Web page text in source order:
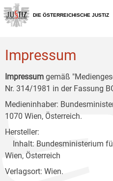
Zur
Hauptnavigation
[1]
Zum
Inhalt
[2]
Zum
Untermenü
[3]
DIE ÖSTERREICHISCHE JUSTIZ
Impressum
Impressum gemäß
Nr. 314/1981 in der Fassung
Medieninhaber:
1070 Wien, Österreich.
Hersteller:
Inhalt: Bundesministerium
Wien, Österreich
Verlagsort: Wien.